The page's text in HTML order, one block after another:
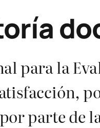
para la
parte de